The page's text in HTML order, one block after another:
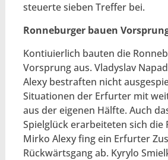
steuerte sieben Treffer bei.
Ronneburger bauen
Kontiuierlich bauten die
Vorsprung aus. Vladyslav
Alexy bestraften nicht
Situationen der Erfurter mit
aus der eigenen Hälfte. Auch
Spielglück erarbeiteten sich die
Mirko Alexy fing ein Erfurter
Rückwärtsgang ab. Kyrylo